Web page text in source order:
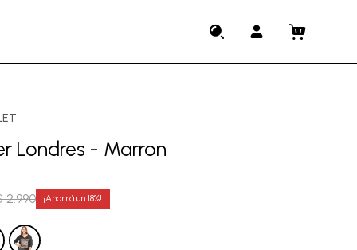
Londres - Marron
2.990 18